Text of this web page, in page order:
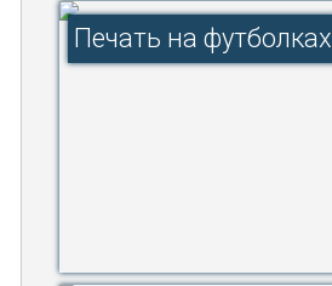
Печать на футболках